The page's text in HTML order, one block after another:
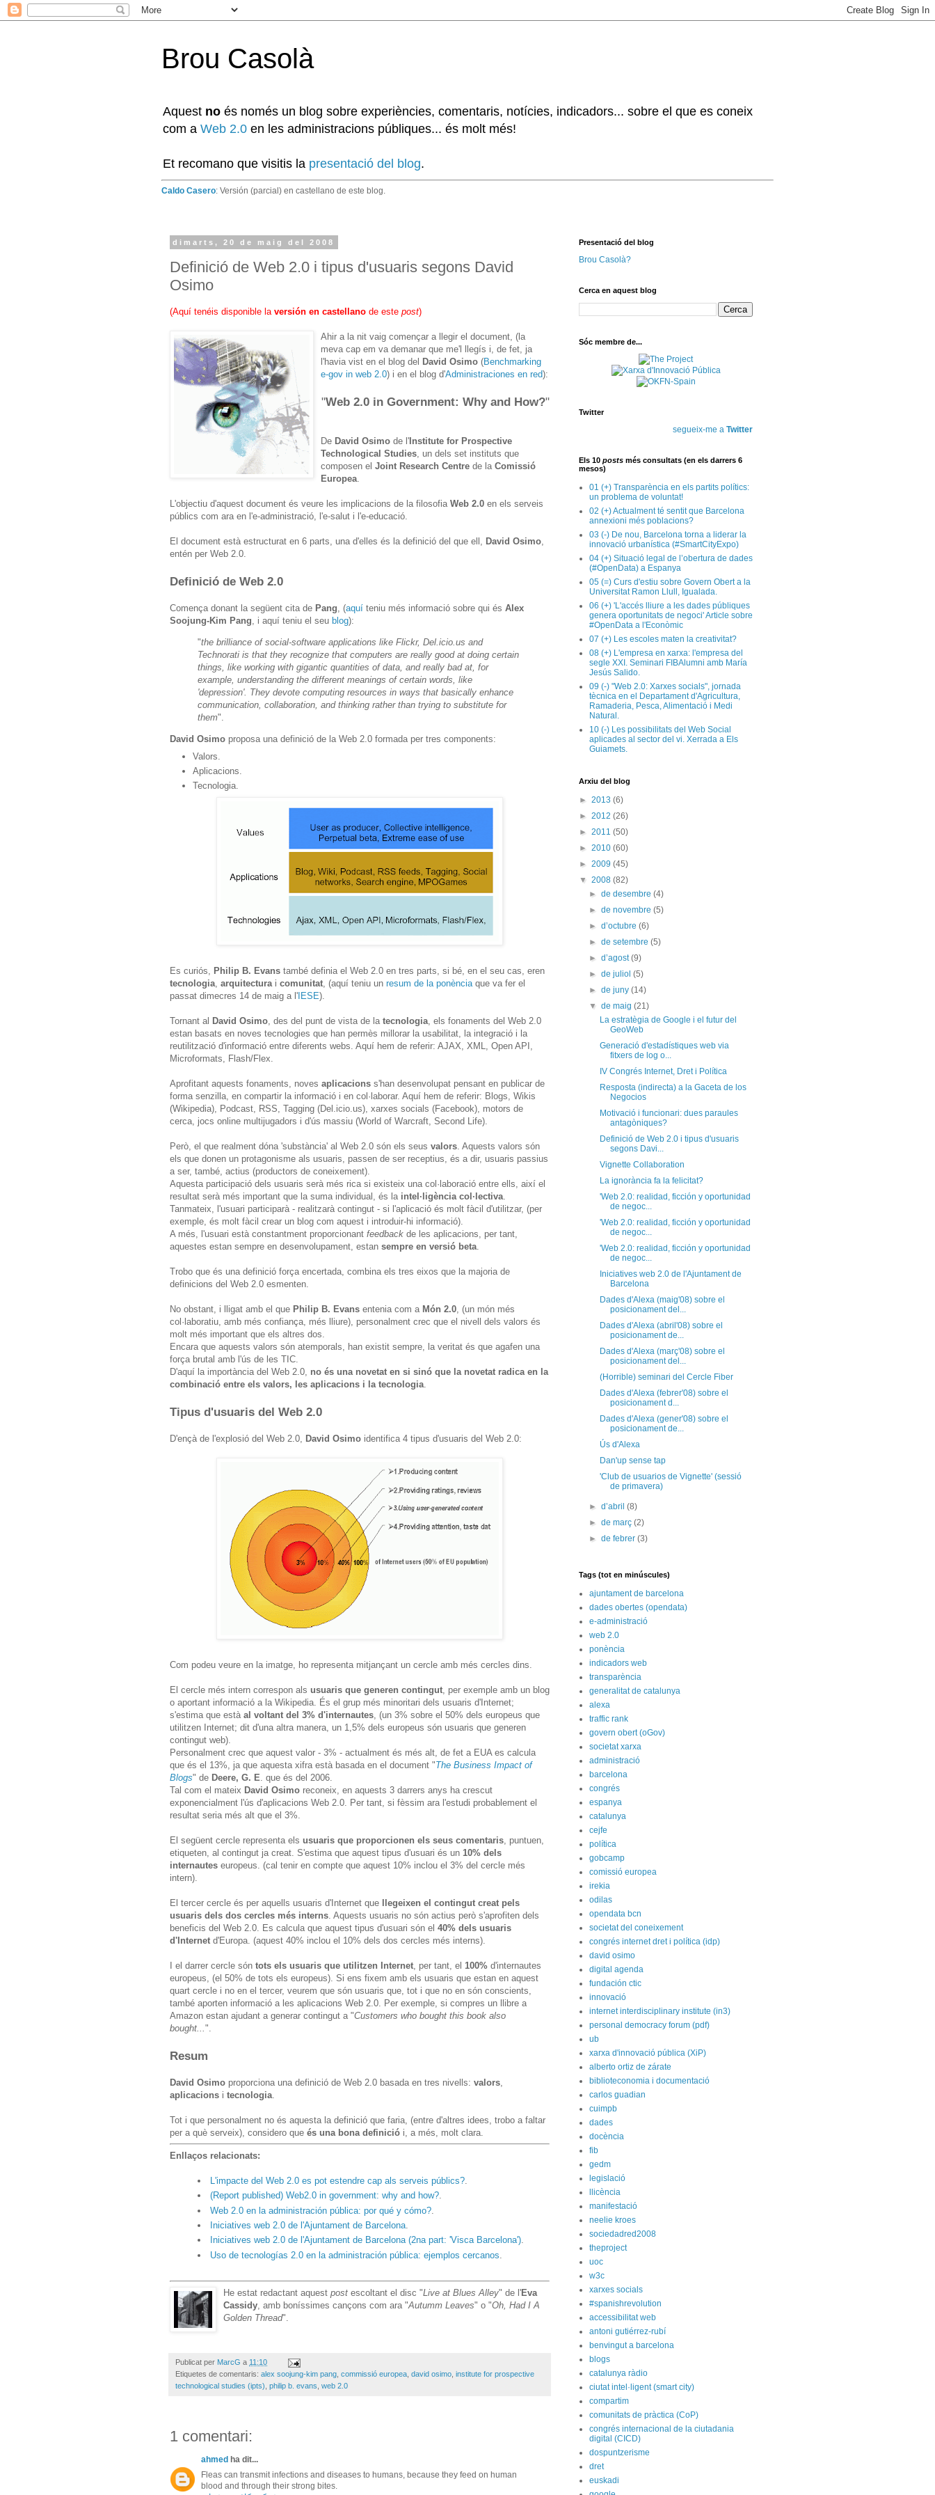
Brou Casolà
Aquest no és només un blog sobre experiències, comentaris, notícies, indicadors... sobre el que es coneix
com a Web 2.0 en les administracions públiques... és molt més!
Et recomano que visitis la presentació del blog.
Caldo Casero: Versión (parcial) en castellano de este blog.
dimarts, 20 de maig del 2008
Definició de Web 2.0 i tipus d'usuaris segons David
Osimo
(Aquí tenéis disponible la versión en castellano de este post)
Ahir a la nit vaig començar a llegir el document, (la
meva cap em va demanar que me'l llegís i, de fet, ja
l'havia vist en el blog del David Osimo (Benchmarking
e-gov in web 2.0) i en el blog d'Administraciones en red):
"Web 2.0 in Government: Why and How?"
De David Osimo de l'Institute for Prospective
Technological Studies , un dels set instituts que
composen el Joint Research Centre de la Comissió
Europea
L'objectiu d'aquest document és veure les implicacions de la filosofia Web 2.0 en els serveis
públics com ara en l'e-administració, l'e-salut i l'e-educació.
El document està estructurat en 6 parts, una d'elles és la definició del que ell, David Osimo
entén per Web 2.0.
Definició de Web 2.0
Comença donant la següent cita de Pang , (aquí teniu més informació sobre qui és Alex
Soojung-Kim Pang , i aquí teniu el seu blog):
"the brilliance of social-software applications like Flickr, Del.icio.us and
Technorati is that they recognize that computers are really good at doing certain
things, like working with gigantic quantities of data, and really bad at, for
example, understanding the different meanings of certain words, like
'depression'. They devote computing resources in ways that basically enhance
communication, collaboration, and thinking rather than trying to substitute for
them".
David Osimo proposa una definició de la Web 2.0 formada per tres components:
Valors.
Aplicacions.
Tecnologia.
Es curiós, Philip B. Evans també definia el Web 2.0 en tres parts, si bé, en el seu cas, eren
tecnologia arquitectura i comunitat , (aquí teniu un resum de la ponència que va fer el
passat dimecres 14 de maig a l' IESE).
Tornant al David Osimo , des del punt de vista de la tecnologia , els fonaments del Web 2.0
estan basats en noves tecnologies que han permès millorar la usabilitat, la integració i la
reutilització d'informació entre diferents webs. Aquí hem de referir: AJAX, XML, Open API,
Microformats, Flash/Flex.
Aprofitant aquests fonaments, noves aplicacions s'han desenvolupat pensant en publicar de
forma senzilla, en compartir la informació i en col·laborar. Aquí hem de referir: Blogs, Wikis
(Wikipedia), Podcast, RSS, Tagging (Del.icio.us), xarxes socials (Facebook), motors de
cerca, jocs online multijugadors i d'ús massiu (World of Warcraft, Second Life).
Però, el que realment dóna 'substància' al Web 2.0 són els seus valors . Aquests valors són
els que donen un protagonisme als usuaris, passen de ser receptius, és a dir, usuaris passius
a ser, també, actius (productors de coneixement).
Aquesta participació dels usuaris serà més rica si existeix una col·laboració entre ells, així el
resultat serà més important que la suma individual, és la intel·ligència col·lectiva
Tanmateix, l'usuari participarà - realitzarà contingut - si l'aplicació és molt fàcil d'utilitzar, (per
exemple, és molt fàcil crear un blog com aquest i introduir-hi informació).
A més, l'usuari està constantment proporcionant feedback de les aplicacions, per tant,
aquestes estan sempre en desenvolupament, estan sempre en versió beta
Trobo que és una definició força encertada, combina els tres eixos que la majoria de
definicions del Web 2.0 esmenten.
No obstant, i lligat amb el que Philip B. Evans entenia com a Món 2.0 , (un món més
col·laboratiu, amb més confiança, més lliure), personalment crec que el nivell dels valors és
molt més important que els altres dos.
Encara que aquests valors són atemporals, han existit sempre, la veritat és que agafen una
força brutal amb l'ús de les TIC.
D'aquí la importància del Web 2.0, no és una novetat en si sinó que la novetat radica en la
combinació entre els valors, les aplicacions i la tecnologia
Tipus d'usuaris del Web 2.0
D'ençà de l'explosió del Web 2.0, David Osimo identifica 4 tipus d'usuaris del Web 2.0:
Com podeu veure en la imatge, ho representa mitjançant un cercle amb més cercles dins.
El cercle més intern correspon als usuaris que generen contingut , per exemple amb un blog
o aportant informació a la Wikipedia. És el grup més minoritari dels usuaris d'Internet;
s'estima que està al voltant del 3% d'internautes , (un 3% sobre el 50% dels europeus que
utilitzen Internet; dit d'una altra manera, un 1,5% dels europeus són usuaris que generen
contingut web).
Personalment crec que aquest valor - 3% - actualment és més alt, de fet a EUA es calcula
que és el 13%, ja que aquesta xifra està basada en el document "The Business Impact of
Blogs" de Deere, G. E . que és del 2006.
Tal com el mateix David Osimo reconeix, en aquests 3 darrers anys ha crescut
exponencialment l'ús d'aplicacions Web 2.0. Per tant, si fèssim ara l'estudi probablement el
resultat seria més alt que el 3%.
El següent cercle representa els usuaris que proporcionen els seus comentaris , puntuen,
etiqueten, al contingut ja creat. S'estima que aquest tipus d'usuari és un 10% dels
internautes europeus. (cal tenir en compte que aquest 10% inclou el 3% del cercle més
intern).
El tercer cercle és per aquells usuaris d'Internet que
llegeixen el contingut creat pels
usuaris dels dos cercles més interns . Aquests usuaris no són actius però s'aprofiten dels
beneficis del Web 2.0. Es calcula que aquest tipus d'usuari són el 40% dels usuaris
d'Internet d'Europa. (aquest 40% inclou el 10% dels dos cercles més interns).
I el darrer cercle són tots els usuaris que utilitzen Internet , per tant, el 100% d'internautes
europeus, (el 50% de tots els europeus). Si ens fixem amb els usuaris que estan en aquest
quart cercle i no en el tercer, veurem que són usuaris que, tot i que no en són conscients,
també aporten informació a les aplicacions Web 2.0. Per exemple, si compres un llibre a
Amazon estan ajudant a generar contingut a "Customers who bought this book also
bought... ".
Resum
David Osimo proporciona una definició de Web 2.0 basada en tres nivells: valors
aplicacions i tecnologia
Tot i que personalment no és aquesta la definició que faria, (entre d'altres idees, trobo a faltar
per a què serveix), considero que és una bona definició i, a més, molt clara.
Enllaços relacionats:
L'impacte del Web 2.0 es pot estendre cap als serveis públics?.
(Report published) Web2.0 in government: why and how?.
Web 2.0 en la administración pública: por qué y cómo?
Iniciatives web 2.0 de l'Ajuntament de Barcelona
Iniciatives web 2.0 de l'Ajuntament de Barcelona (2na part: 'Visca Barcelona').
Uso de tecnologías 2.0 en la administración pública: ejemplos cercanos
He estat redactant aquest post escoltant el disc "Live at Blues Alley" de l'Eva
Cassidy, amb boníssimes cançons com ara "Autumm Leaves" o "Oh, Had I A
Golden Thread".
Publicat per MarcG a 11:10
Etiquetes de comentaris: alex soojung-kim pang commissió europea david osimo institute for prospective
technological studies (ipts) philip b. evans web 2.0
1 comentari:
ahmed ha dit...
Fleas can transmit infections and diseases to humans, because they feed on human
blood and through their strong bites.
Presentació del blog
Brou Casolà?
Cerca en aquest blog
Sóc membre de...
Twitter
segueix-me a Twitter
Els 10 posts més consultats (en els darrers 6
mesos)
01 (+) Transparència en els partits polítics:
un problema de voluntat!
02 (+) Actualment té sentit que Barcelona
annexioni més poblacions?
03 (-) De nou, Barcelona torna a liderar la
innovació urbanística (#SmartCityExpo)
04 (+) Situació legal de l’obertura de dades
(#OpenData) a Espanya
05 (=) Curs d'estiu sobre Govern Obert a la
Universitat Ramon Llull, Igualada.
06 (+) 'L'accés lliure a les dades públiques
genera oportunitats de negoci' Article sobre
#OpenData a l'Econòmic
07 (+) Les escoles maten la creativitat?
08 (+) L'empresa en xarxa: l'empresa del
segle XXI. Seminari FIBAlumni amb María
Jesús Salido.
09 (-) "Web 2.0: Xarxes socials", jornada
tècnica en el Departament d'Agricultura,
Ramaderia, Pesca, Alimentació i Medi
Natural.
10 (-) Les possibilitats del Web Social
aplicades al sector del vi. Xerrada a Els
Guiamets.
Arxiu del blog
► 2013 (6)
► 2012 (26)
► 2011 (50)
► 2010 (60)
► 2009 (45)
▼ 2008 (82)
►de desembre(4)
►de novembre(5)
►d’octubre(6)
►de setembre(5)
►d’agost(9)
►de juliol(5)
►de juny(14)
▼de maig(21)
La estratègia de Google i el futur del
GeoWeb
Generació d'estadístiques web via
fitxers de log o...
IV Congrés Internet, Dret i Política
Resposta (indirecta) a la Gaceta de los
Negocios
Motivació i funcionari: dues paraules
antagòniques?
Definició de Web 2.0 i tipus d'usuaris
segons Davi...
Vignette Collaboration
La ignorància fa la felicitat?
'Web 2.0: realidad, ficción y oportunidad
de negoc...
'Web 2.0: realidad, ficción y oportunidad
de negoc...
'Web 2.0: realidad, ficción y oportunidad
de negoc...
Iniciatives web 2.0 de l'Ajuntament de
Barcelona
Dades d'Alexa (maig'08) sobre el
posicionament del...
Dades d'Alexa (abril'08) sobre el
posicionament de...
Dades d'Alexa (març'08) sobre el
posicionament del...
(Horrible) seminari del Cercle Fiber
Dades d'Alexa (febrer'08) sobre el
posicionament d...
Dades d'Alexa (gener'08) sobre el
posicionament de...
Ús d'Alexa
Dan'up sense tap
'Club de usuarios de Vignette' (sessió
de primavera)
►d’abril(8)
►de març(2)
►de febrer(3)
Tags (tot en minúscules)
ajuntament de barcelona
dades obertes (opendata)
e-administració
web 2.0
ponència
indicadors web
transparència
generalitat de catalunya
alexa
traffic rank
govern obert (oGov)
societat xarxa
administració
barcelona
congrés
espanya
catalunya
cejfe
política
gobcamp
comissió europea
irekia
odilas
opendata bcn
societat del coneixement
congrés internet dret i política (idp)
david osimo
digital agenda
fundación ctic
innovació
internet interdisciplinary institute (in3)
personal democracy forum (pdf)
ub
xarxa d'innovació pública (XiP)
alberto ortiz de zárate
biblioteconomia i documentació
carlos guadian
cuimpb
dades
docència
fib
gedm
legislació
llicència
manifestació
neelie kroes
sociedadred2008
theproject
uoc
w3c
xarxes socials
#spanishrevolution
accessibilitat web
antoni gutiérrez-rubí
benvingut a barcelona
blogs
catalunya ràdio
ciutat intel·ligent (smart city)
compartim
comunitats de pràctica (CoP)
congrés internacional de la ciutadania
digital (CICD)
dospuntzerisme
dret
euskadi